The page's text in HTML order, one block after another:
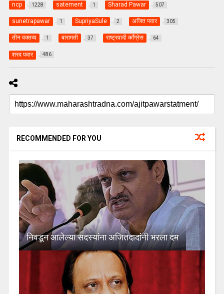
ncp 1228 satement 1 Sharad Pawar 507
sunetrapawar 1 SupriyaSule 2 अजित पवार 305
तीन वक्तव्य 1 बारामती 37 राष्ट्रवादी काँग्रेस 64
शरद पवार 486
RECOMMENDED FOR YOU
निवडून आलेल्या सदस्यांना अजितदादांनी भरला दम